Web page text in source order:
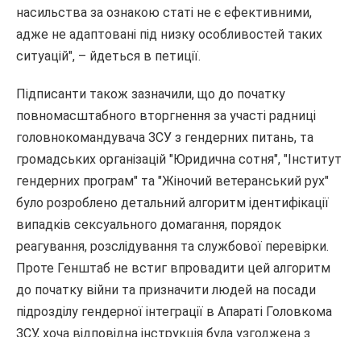
насильства за ознакою статі не є ефективними,
адже не адаптовані під низку особливостей таких
ситуацій", – йдеться в петиції.
Підписанти також зазначили, що до початку
повномасштабного вторгнення за участі радниці
головнокомандувача ЗСУ з гендерних питань, та
громадських організацій "Юридична сотня", "Інститут
гендерних програм" та "Жіночий ветеранський рух"
було розроблено детальний алгоритм ідентифікації
випадків сексуального домагання, порядок
реагування, розслідування та службової перевірки.
Проте Генштаб не встиг впровадити цей алгоритм
до початку війни та призначити людей на посади
підрозділу гендерної інтеграції в Апараті Головкома
ЗСУ, хоча відповідна інструкція була узгоджена з